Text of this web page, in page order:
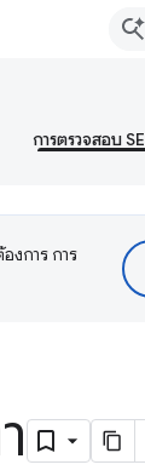
การตรวจสอบ
งการ การ